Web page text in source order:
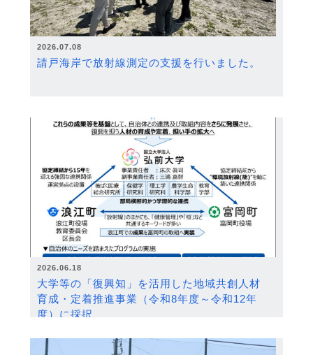
2026.07.08
請戸海岸で放射線測定の支援を行いました。
2026.06.18
大学等の「復興知」を活用した地域共創人材
育成・定着推進事業（令和8年度～令和12年
度）に採択